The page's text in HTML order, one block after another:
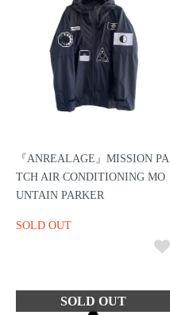
『ANREALAGE』MISSION PA
TCH AIR CONDITIONING MO
UNTAIN PARKER
SOLD OUT